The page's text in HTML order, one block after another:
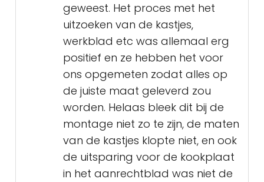
geweest. Het proces met het
uitzoeken van de kastjes,
werkblad etc was allemaal erg
positief en ze hebben het voor
ons opgemeten zodat alles op
de juiste maat geleverd zou
worden. Helaas bleek dit bij de
montage niet zo te zijn, de maten
van de kastjes klopte niet, en ook
de uitsparing voor de kookplaat
in het aanrechtblad was niet de